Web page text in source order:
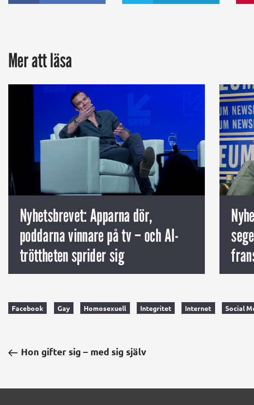
Mer att läsa
Nyhetsbrevet: Apparna dör,
poddarna vinnare på tv – och AI-
tröttheten sprider sig
Facebook Gay Homosexuell Integritet Internet Social
Hon gifter sig – med sig själv